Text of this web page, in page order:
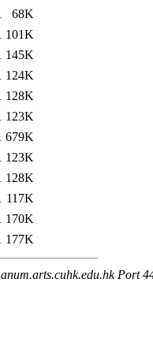
68K
101K
145K
124K
128K
123K
679K
123K
128K
117K
170K
177K
Port